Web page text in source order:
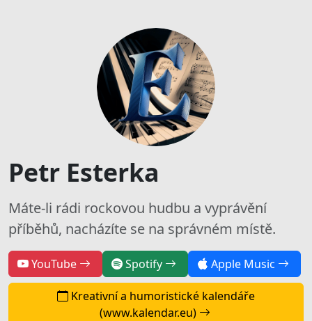
Petr Esterka
Máte-li rádi rockovou hudbu a vyprávění
příběhů, nacházíte se na správném místě.
YouTube Spotify Apple Music
Kreativní a humoristické kalendáře
(www.kalendar.eu)